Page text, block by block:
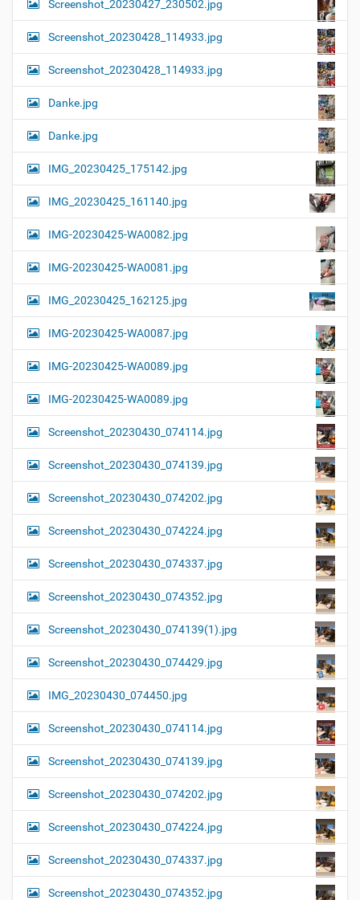
Screenshot_20230427_230502.jpg
Screenshot_20230428_114933.jpg
Screenshot_20230428_114933.jpg
Danke.jpg
Danke.jpg
IMG_20230425_175142.jpg
IMG_20230425_161140.jpg
IMG-20230425-WA0082.jpg
IMG-20230425-WA0081.jpg
IMG_20230425_162125.jpg
IMG-20230425-WA0087.jpg
IMG-20230425-WA0089.jpg
IMG-20230425-WA0089.jpg
Screenshot_20230430_074114.jpg
Screenshot_20230430_074139.jpg
Screenshot_20230430_074202.jpg
Screenshot_20230430_074224.jpg
Screenshot_20230430_074337.jpg
Screenshot_20230430_074352.jpg
Screenshot_20230430_074139(1).jpg
Screenshot_20230430_074429.jpg
IMG_20230430_074450.jpg
Screenshot_20230430_074114.jpg
Screenshot_20230430_074139.jpg
Screenshot_20230430_074202.jpg
Screenshot_20230430_074224.jpg
Screenshot_20230430_074337.jpg
Screenshot_20230430_074352.jpg